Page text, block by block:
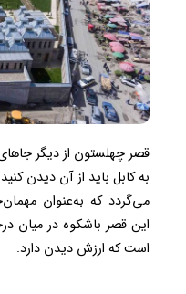
قصر چهلستون از دیگر
به کابل باید از آن دیدن
می‌گردد که به‌عنوان
این قصر باشکوه در میان
است که ارزش دیدن دارد.